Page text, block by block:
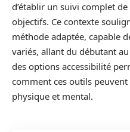
d’établir un suivi complet
objectifs. Ce contexte
méthode adaptée, capable
variés, allant du débutant
des options accessibilité
comment ces outils
physique et mental.